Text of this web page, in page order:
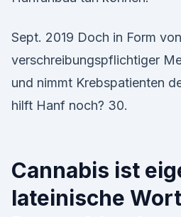
Sept. 2019 Doch in Form von
verschreibungspflichtiger
und nimmt Krebspatienten
hilft Hanf noch? 30.
Cannabis ist
lateinische